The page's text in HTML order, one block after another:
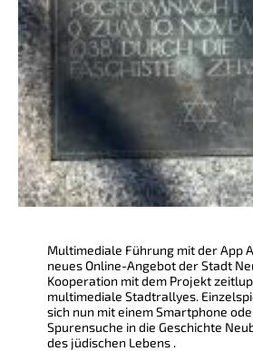
Multimediale Führung mit der App
neues Online-Angebot der Stadt
Kooperation mit dem Projekt
multimediale Stadtrallyes.
sich nun mit einem Smartphone
Spurensuche in die Geschichte
des jüdischen Lebens .